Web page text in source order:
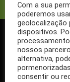
SIGA-NOS
Com a sua
poderemos
geolocalização
dispositivos.
nossos
alternativa,
consentir ou